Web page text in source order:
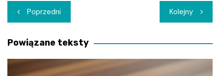
Nawigacja
wpisu
Poprzedni Kolejny
Powiązane teksty